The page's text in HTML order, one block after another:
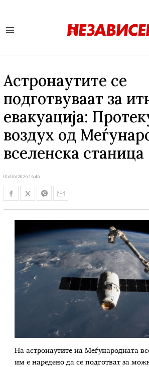
Астронаутите се
подготвуваат за
евакуација:
воздух од
вселенска станица
05/06/2026 16:46
На астронаутите на Меѓународната
им е наредено да се подготват за